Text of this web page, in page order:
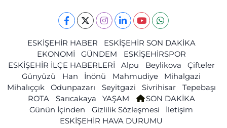
ESKİŞEHİR HABER
ESKİŞEHİR SON DAKİKA
EKONOMİ
GÜNDEM
ESKİŞEHİRSPOR
ESKİŞEHİR İLÇE HABERLERİ
Alpu Beylikova
Çifteler
Günyüzü
Han İnönü Mahmudiye
Mihalgazi
Mihalıççık
Odunpazarı Seyitgazi Sivrihisar
Tepebaşı
ROTA
Sarıcakaya YAŞAM
SON DAKİKA
Günün İçinden
Gizlilik Sözleşmesi
İletişim
ESKİŞEHİR HAVA DURUMU